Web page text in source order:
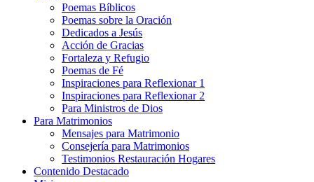
Poemas Bíblicos
Poemas sobre la Oración
Dedicados a Jesús
Acción de Gracias
Fortaleza y Refugio
Poemas de Fé
Inspiraciones para Reflexionar 1
Inspiraciones para Reflexionar 2
Para Ministros de Dios
Para Matrimonios
Mensajes para Matrimonio
Consejería para Matrimonios
Testimonios Restauración Hogares
Contenido Destacado